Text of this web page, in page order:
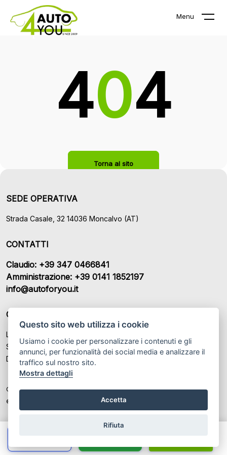
Menu
Questo sito web utilizza i cookie
Usiamo i cookie per personalizzare i contenuti e gli
annunci, per funzionalità dei social media e analizzare il
traffico sul nostro sito.
Mostra dettagli
Accetta
Rifiuta
La pagina che stai cercando non
404
Torna al sito
SEDE OPERATIVA
Strada Casale, 32 14036 Moncalvo (AT)
CONTATTI
Claudio: +39 347 0466841
Amministrazione: +39 0141 1852197
info@autoforyou.it
ORARI DI APERTURA
Lunedì – Venerdì: 9:00- 12:30 / 15:00 - 19:00
Sabato: 09:00 - 13:00 / Chiuso
Domenica: Chiuso
Colombaro Claudio SAS P.IVA: IT 02235920069
© Another site by
Gestionale autoLabyCar (2025)